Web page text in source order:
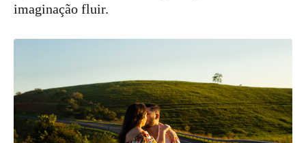
imaginação fluir.